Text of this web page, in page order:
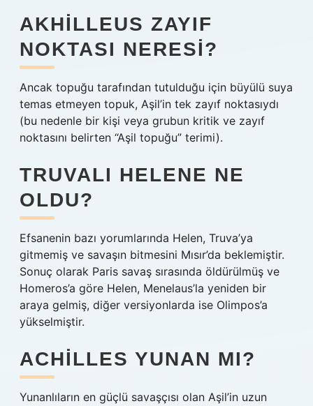
AKHILLEUS ZAYIF
NOKTASI NERESI?
Ancak topuğu tarafından tutulduğu için büyülü suya
temas etmeyen topuk, Aşil’in tek zayıf noktasıydı
(bu nedenle bir kişi veya grubun kritik ve zayıf
noktasını belirten “Aşil topuğu” terimi).
TRUVALI HELENE NE
OLDU?
Efsanenin bazı yorumlarında Helen, Truva’ya
gitmemiş ve savaşın bitmesini Mısır’da beklemiştir.
Sonuç olarak Paris savaş sırasında öldürülmüş ve
Homeros’a göre Helen, Menelaus’la yeniden bir
araya gelmiş, diğer versiyonlarda ise Olimpos’a
yükselmiştir.
ACHILLES YUNAN MI?
Yunanlıların en güçlü savaşçısı olan Aşil’in uzun